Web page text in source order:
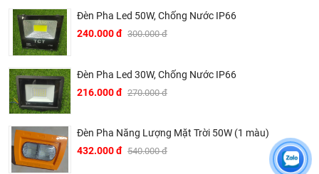
kể cả sản phẩm có lên đên 5 năm hay 10 năm bảo
hành miễn phí, Khali Nguyễn sẽ liên hệ để bảo trì và
kiểm tra khi đến hạn, khách hàng không phải ghi nhớ
hay lưu thông tin gì cả.
Khali Nguyễn - Tri kỷ của ngôi nhà bạn!
Đèn Pha Led 50W, Chống Nước IP66
240.000 đ 300.000 đ
Đèn Pha Led 30W, Chống Nước IP66
216.000 đ 270.000 đ
Đèn Pha Năng Lượng Mặt Trời 50W (1 màu)
432.000 đ 540.000 đ